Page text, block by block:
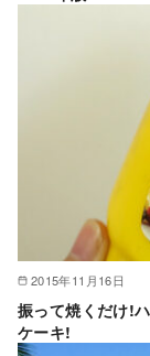
2015年11月16日
振って焼くだけ!
ケーキ!